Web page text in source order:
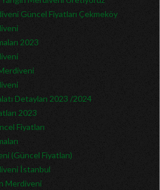
Güncel Fiyatları Çekmeköy
2023
Detayları 2023 /2024
2023
Fiyatları
(Güncel Fiyatları)
İstanbul
Merdiveni